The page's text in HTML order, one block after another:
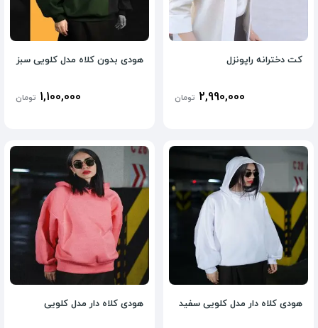
کت دخترانه راپونزل
2,990,000 تومان
هودی بدون کلاه مدل کلویی سبز
1,100,000 تومان
هودی کلاه دار مدل کلویی سفید هودی کلاه دار مدل کلویی